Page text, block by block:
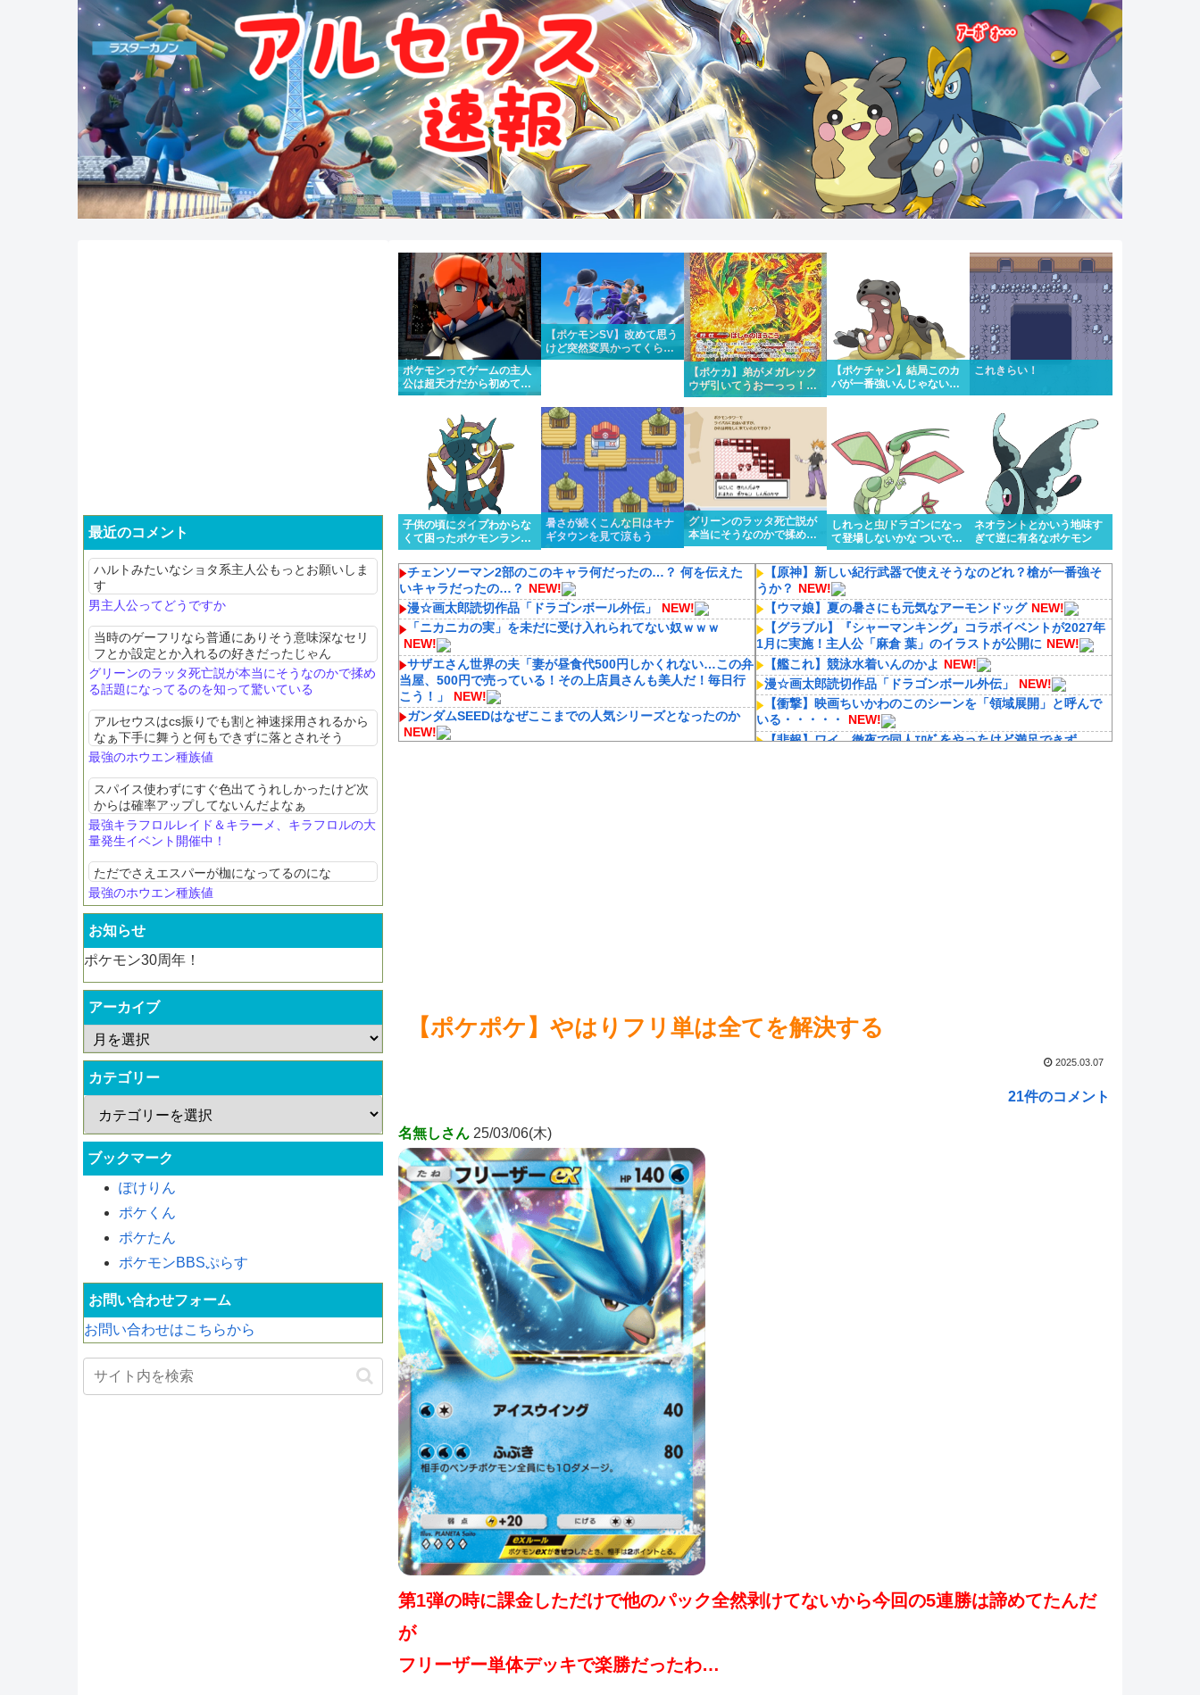
ポケモンってゲームの主人
公は超天才だから初めて出
場したポケモンリーグもさ
【ポケモンSV】改めて思う
けど突然変異かってくらい
メインストーリーがめちゃ
【ポケカ】弟がメガレック
ウザ引いてうおーっっ！！
かっけー！！って一緒にな
ってるんだけど…
【ポケチャン】結局このカ
バが一番強いんじゃない
か？
これきらい！
子供の頃にタイプわからな
くて困ったポケモンランキ
ング１位はる
暑さが続くこんな日はキナ
ギタウンを見て涼もう
グリーンのラッタ死亡説が
本当にそうなのかで揉める
話題になってるのを知って
驚いている
しれっと虫/ドラゴンになっ
て登場しないかな ついでに
色眼鏡辺りも貰って
ネオラントとかいう地味す
ぎて逆に有名なポケモン
チェンソーマン2部のこのキャラ何だったの…？ 何を伝えた
いキャラだったの…？ NEW!
漫☆画太郎読切作品「ドラゴンボール外伝」
NEW!
「ニカニカの実」を未だに受け入れられてない奴ｗｗｗ
NEW!
サザエさん世界の夫「妻が昼食代500円しかくれない…この弁
当屋、500円で売っている！その上店員さんも美人だ！毎日行
こう！」
NEW!
ガンダムSEEDはなぜここまでの人気シリーズとなったのか
NEW!
【原神】新しい紀行武器で使えそうなのどれ？槍が一番強そ
うか？ NEW!
【ウマ娘】夏の暑さにも元気なアーモンドッグ NEW!
【グラブル】『シャーマンキング』コラボイベントが2027年
1月に実施！主人公「麻倉 葉」のイラストが公開に NEW!
【艦これ】競泳水着いんのかよ NEW!
漫☆画太郎読切作品「ドラゴンボール外伝」
NEW!
【衝撃】映画ちいかわのこのシーンを「領域展開」と呼んで
いる・・・・・
NEW!
【悲報】ワイ、徹夜で同人ｴﾛｹﾞをやったけど満足できず
【ポケポケ】やはりフリ単は全てを解決する
2025.03.07
21件のコメント
名無しさん 25/03/06(木)
第1弾の時に課金しただけで他のパック全然剥けてないから今回の5連勝は諦めてたんだ
が
フリーザー単体デッキで楽勝だったわ…
最近のコメント
ハルトみたいなショタ系主人公もっとお願いしま
す
男主人公ってどうですか
当時のゲーフリなら普通にありそう意味深なセリ
フとか設定とか入れるの好きだったじゃん
グリーンのラッタ死亡説が本当にそうなのかで揉め
る話題になってるのを知って驚いている
アルセウスはcs振りでも割と神速採用されるから
なぁ下手に舞うと何もできずに落とされそう
最強のホウエン種族値
スパイス使わずにすぐ色出てうれしかったけど次
からは確率アップしてないんだよなぁ
最強キラフロルレイド＆キラーメ、キラフロルの大
量発生イベント開催中！
ただでさえエスパーが枷になってるのにな
最強のホウエン種族値
お知らせ
ポケモン30周年！
アーカイブ
カテゴリー
ブックマーク
ぽけりん
ポケくん
ポケたん
ポケモンBBSぷらす
お問い合わせフォーム
お問い合わせはこちらから